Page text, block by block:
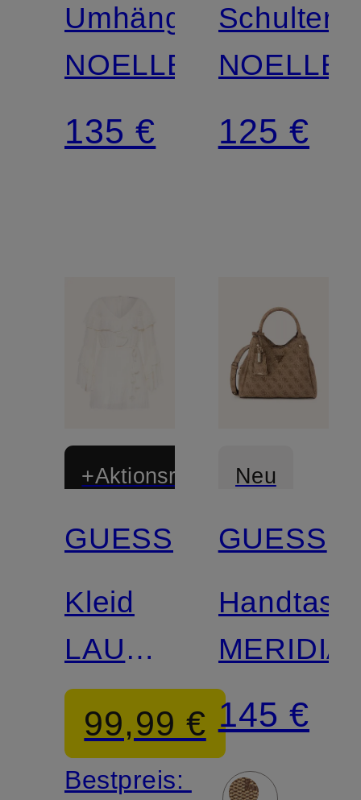
Umhängetasche
NOELLE
135 €
NOELLE
125 €
+Aktionsrabatt
GUESS
Kleid
LAURENCE
mit
Rüschen
99,99 €
Bestpreis:
Neu
GUESS
145 €